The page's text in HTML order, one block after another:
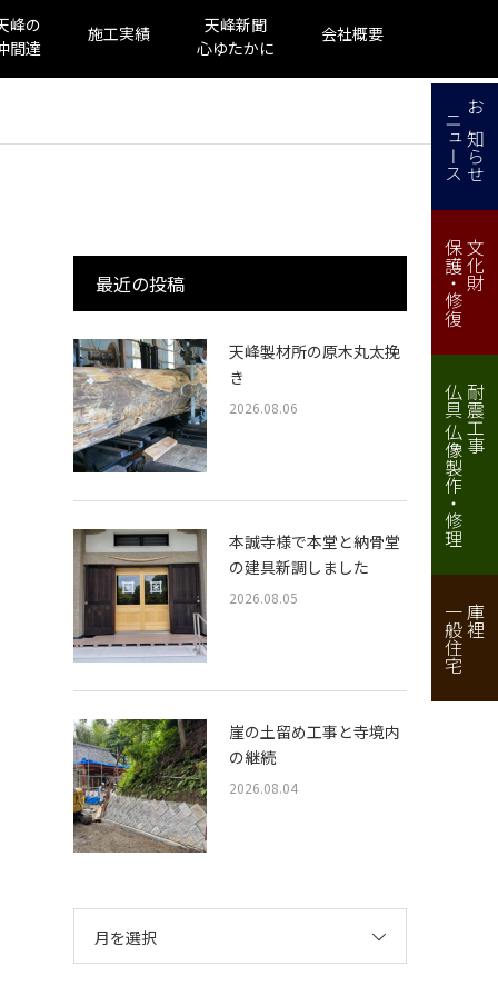
峰の
間達
施工実績
天峰新聞
心ゆたかに
会社概要
最近の投稿
天峰製材所の原木丸太挽
き
2026.08.06
本誠寺様で本堂と納骨堂
の建具新調しました
2026.08.05
崖の土留め工事と寺境内
の継続
2026.08.04
月を選択
お知らせ
ニュース
文化財
保護・修復
耐震工事
仏具 仏像製作・修理
庫裡
一般住宅